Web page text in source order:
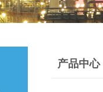
产品中心